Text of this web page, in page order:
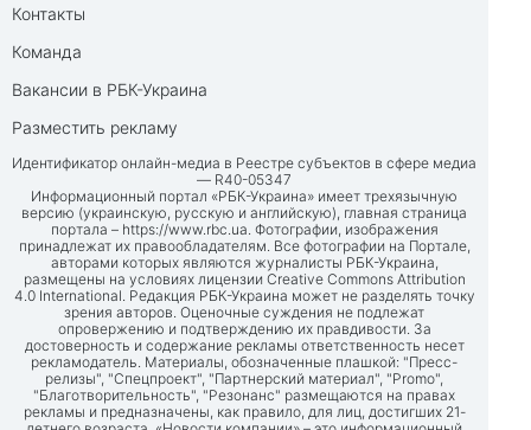
Контакты
Команда
Вакансии в РБК-Украина
Разместить рекламу
Идентификатор онлайн-медиа в Реестре субъектов в сфере медиа
— R40-05347
Информационный портал «РБК-Украина» имеет трехязычную
версию (украинскую, русскую и английскую), главная страница
портала – https://www.rbc.ua. Фотографии, изображения
принадлежат их правообладателям. Все фотографии на Портале,
авторами которых являются журналисты РБК-Украина,
размещены на условиях лицензии Creative Commons Attribution
4.0 International. Редакция РБК-Украина может не разделять точку
зрения авторов. Оценочные суждения не подлежат
опровержению и подтверждению их правдивости. За
достоверность и содержание рекламы ответственность несет
рекламодатель. Материалы, обозначенные плашкой: "Пресс-
релизы", "Спецпроект", "Партнерский материал", "Promo",
"Благотворительность", "Резонанс" размещаются на правах
рекламы и предназначены, как правило, для лиц, достигших 21-